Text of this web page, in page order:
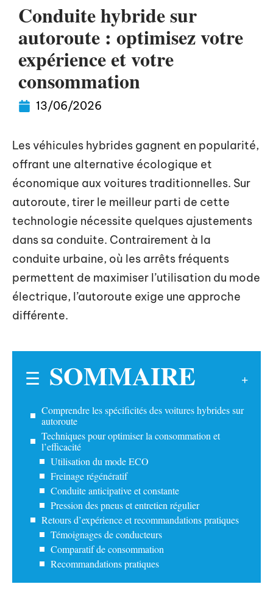
Conduite hybride sur
autoroute : optimisez votre
expérience et votre
consommation
13/06/2026
Les véhicules hybrides gagnent en popularité,
offrant une alternative écologique et
économique aux voitures traditionnelles. Sur
autoroute, tirer le meilleur parti de cette
technologie nécessite quelques ajustements
dans sa conduite. Contrairement à la
conduite urbaine, où les arrêts fréquents
permettent de maximiser l’utilisation du mode
électrique, l’autoroute exige une approche
différente.
SOMMAIRE
Comprendre les spécificités des voitures hybrides sur
autoroute
Techniques pour optimiser la consommation et
l’efficacité
Utilisation du mode ECO
Freinage régénératif
Conduite anticipative et constante
Pression des pneus et entretien régulier
Retours d’expérience et recommandations pratiques
Témoignages de conducteurs
Comparatif de consommation
Recommandations pratiques